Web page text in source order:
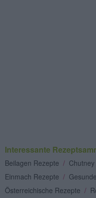
Interessante
Beilagen Rezepte /
Einmach Rezepte /
Österreichische Rezepte /